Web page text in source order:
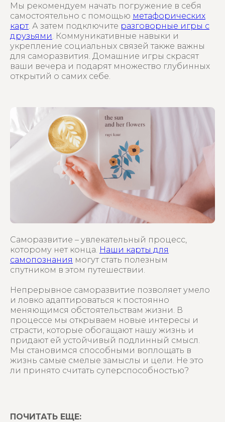
Мы рекомендуем начать погружение в себя
самостоятельно с помощью метафорических
карт. А затем подключите разговорные игры с
друзьями. Коммуникативные навыки и
укрепление социальных связей также важны
для саморазвития. Домашние игры скрасят
ваши вечера и подарят множество глубинных
открытий о самих себе.
Саморазвитие – увлекательный процесс,
которому нет конца. Наши карты для
самопознания могут стать полезным
спутником в этом путешествии.
Непрерывное саморазвитие позволяет умело
и ловко адаптироваться к постоянно
меняющимся обстоятельствам жизни. В
процессе мы открываем новые интересы и
страсти, которые обогащают нашу жизнь и
придают ей устойчивый подлинный смысл.
Мы становимся способными воплощать в
жизнь самые смелые замыслы и цели. Не это
ли принято считать суперспособностью?
ПОЧИТАТЬ ЕЩЕ:
Купитьигру